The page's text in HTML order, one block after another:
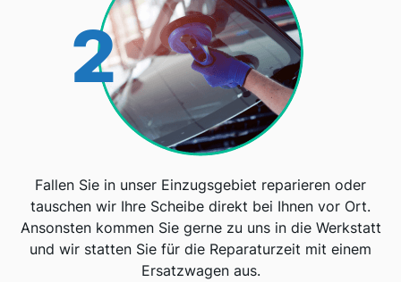
2
Fallen Sie in unser Einzugsgebiet reparieren oder
tauschen wir Ihre Scheibe direkt bei Ihnen vor Ort.
Ansonsten kommen Sie gerne zu uns in die Werkstatt
und wir statten Sie für die Reparaturzeit mit einem
Ersatzwagen aus.